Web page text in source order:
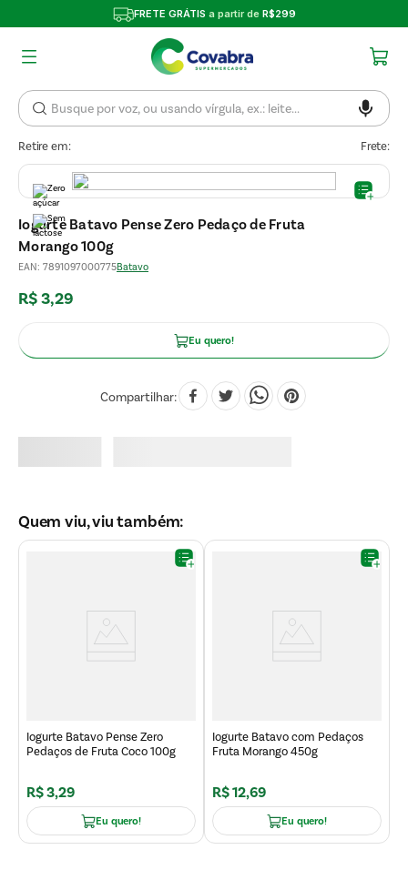
FRETE GRÁTIS a partir de R$299
Retire em: Frete:
Iogurte Batavo Pense Zero Pedaço de Fruta
Morango 100g
EAN: 7891097000775Batavo
R$3,29
Eu quero!
Compartilhar
Quem viu, viu também:
Iogurte Batavo Pense Zero
Pedaços de Fruta Coco 100g
R$3,29
Eu quero!
Iogurte Batavo com Pedaços
Fruta Morango 450g
R$12,69
Eu quero!